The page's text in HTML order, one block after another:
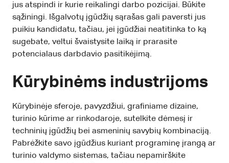
jus atspindi ir kurie reikalingi darbo pozicijai. Būkite
sąžiningi. Išgalvotų įgūdžių sąrašas gali paversti jus
puikiu kandidatu, tačiau, jei įgūdžiai neatitinka to ką
sugebate, veltui švaistysite laiką ir prarasite
potencialaus darbdavio pasitikėjimą.
Kūrybinėms industrijoms
Kūrybinėje sferoje, pavyzdžiui, grafiniame dizaine,
turinio kūrime ar rinkodaroje, sutelkite dėmesį ir
techninių įgūdžių bei asmeninių savybių kombinaciją.
Pabrėžkite savo įgūdžius kuriant programinę įrangą ar
turinio valdymo sistemas, tačiau nepamirškite